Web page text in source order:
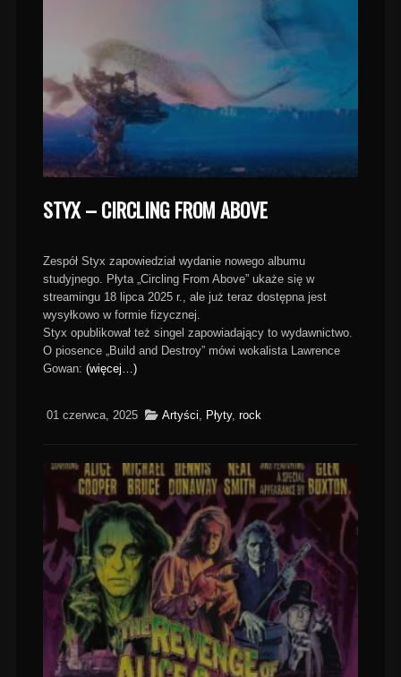
STYX – CIRCLING FROM ABOVE
Zespół Styx zapowiedział wydanie nowego albumu
studyjnego. Płyta „Circling From Above” ukaże się w
streamingu 18 lipca 2025 r., ale już teraz dostępna jest
wysyłkowo w formie fizycznej.
Styx opublikował też singel zapowiadający to wydawnictwo.
O piosence „Build and Destroy” mówi wokalista Lawrence
Gowan: (więcej…)
01 czerwca, 2025 Artyści Płyty, rock